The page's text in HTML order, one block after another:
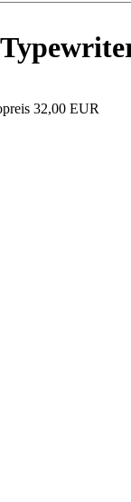
32,00 EUR